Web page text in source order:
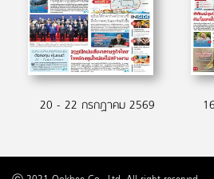
20 - 22 กรกฏาคม 2569